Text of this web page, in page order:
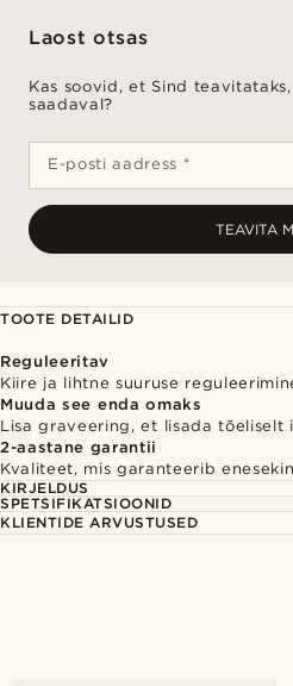
Laost otsas
Kas soovid, et Sind
saadaval?
E-posti aadress *
TEAVITA
TOOTE DETAILID
Reguleeritav
Kiire ja lihtne suuruse
Muuda see enda omaks
Lisa graveering, et lisada tõeliselt
2-aastane garantii
Kvaliteet, mis garanteerib
KIRJELDUS
SPETSIFIKATSIOONID
KLIENTIDE ARVUSTUSED